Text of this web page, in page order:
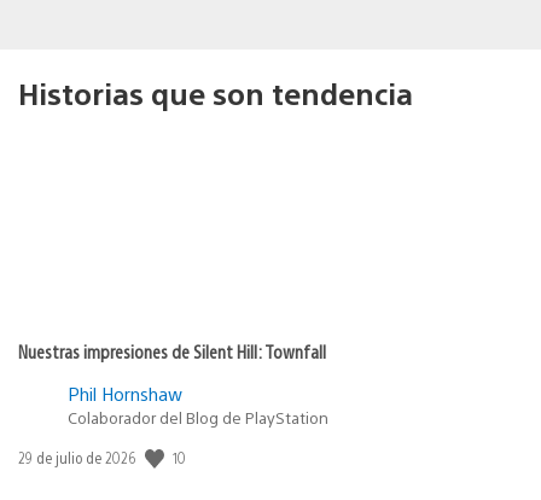
Historias que son tendencia
Nuestras impresiones de Silent Hill: Townfall
Phil Hornshaw
Colaborador del Blog de PlayStation
Fecha
29 de julio de 2026 10